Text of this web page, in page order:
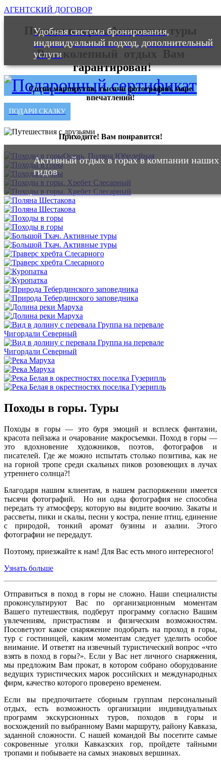
Удобная система бронирования,
индивидуальный подход, дополнительный
услуги
ПОДАРИ СКАЗКУ
Активный отдых в горах в компании наших
гидов
АГЕНТСКИЙ ДОГОВОР
Походы в горы. Активные туры
Великолепный отдых Вам
гарантирован!
Сотни маршрутов, тысячи фотографий, море
впечатлений!
Приходите! Вам понравится!
Осень. Поляна Юбилейная
Походы в горы. Туры
Походы в горы — это буря эмоций и всплеск фантазии,
красота пейзажа и очарование макросъемки. Поход в горы —
это вдохновение художников, поэтов, фотографов и
писателей. Где же можно испытать столько позитива, как не
на горной тропе среди скальных пиков розовеющих в лучах
утреннего солнца?!
Благодаря нашим клиентам, в нашем распоряжении имеется
тысячи фотографий. Но ни одна фотография не способна
передать ту атмосферу, которую вы видите воочию. Закаты и
рассветы, пики и скалы, песни у костра, пение птиц, единение
с природой, тонкий аромат бузины и азалии. Этого
фотографии не передадут.
Поэтому, приезжайте к нам! Для Вас есть много интересного!
Узнать больше
Отправиться в поход в горы не сложно. Наши специалисты
проконсультируют Вас по организационным моментам
Вашего путешествия, подберут программу согласно Вашим
увлечениям, пристрастиям и физическим возможностям.
Посоветуют какое снаряжение подобрать на проход в горы,
тур с гостиницей, каким моментам следует уделить особое
внимание. И ответят на извечный туристический вопрос «что
взять в поход в горы?». Если у Вас нет личного снаряжения,
мы предложим Вам прокат, в котором собрано оборудование
ведущих туристических марок российских и международных
фирм, качество которого проверено временем.
Если вы предпочитаете сборным группам персональный
отдых, есть возможность организации индивидуальных
программ экскурсионных туров, походов в горы и
восхождений по выбранному Вами маршруту, району Кавказа,
заданной сложности. С нашей командой Вы посетите самые
сокровенные уголки Кавказских гор, пройдете тайными
тропами и побываете на самых знаковых вершинах.